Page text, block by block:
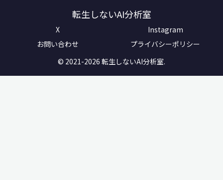
転生しないAI分析室
X
Instagram
お問い合わせ
プライバシーポリシー
© 2021-2026 転生しないAI分析室.